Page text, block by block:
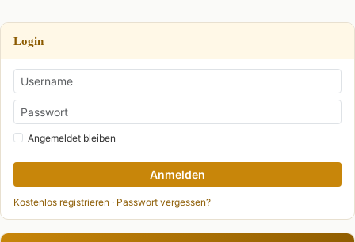
Login
Angemeldet bleiben
Anmelden
Kostenlos registrieren · Passwort vergessen?